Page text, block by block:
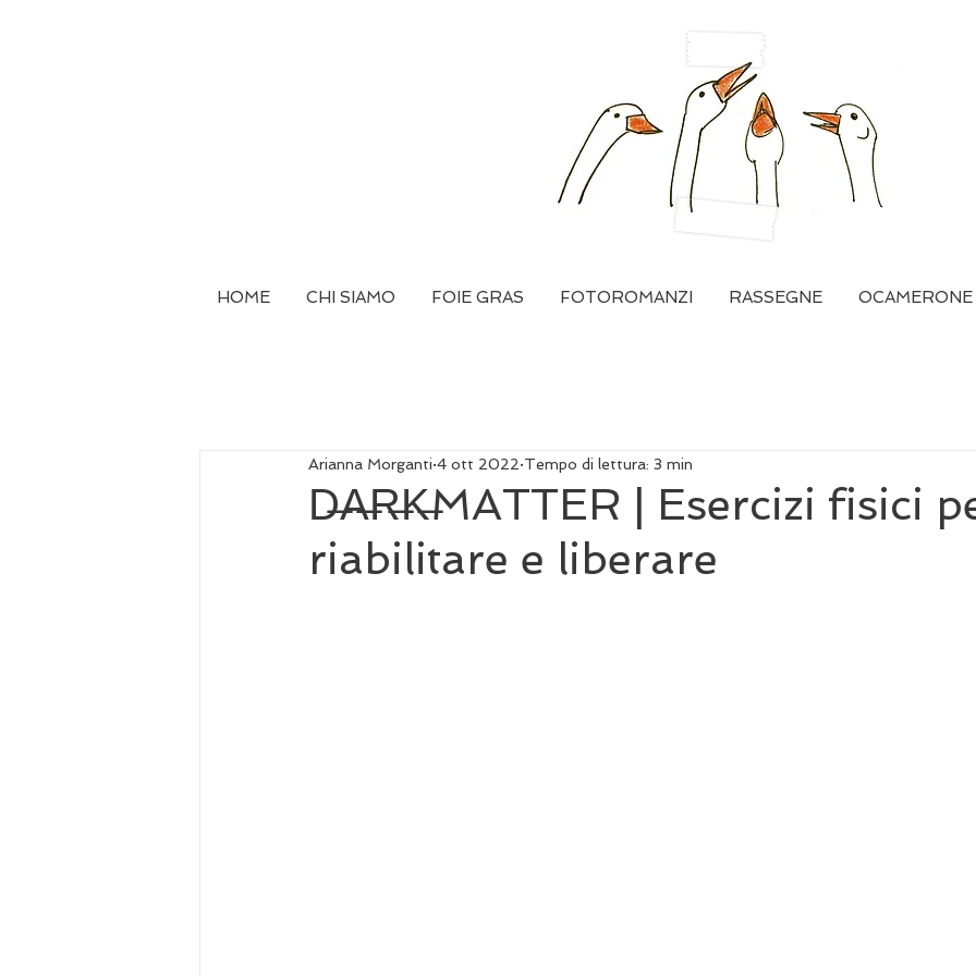
HOME CHI SIAMO FOIE GRAS FOTOROMANZI RASSEGNE OCAMERONE
D̶A̶R̶K̶MATTER | Esercizi fisici
riabilitare e liberare
Arianna Morganti 4 ott 2022 Tempo di lettura: 3 min